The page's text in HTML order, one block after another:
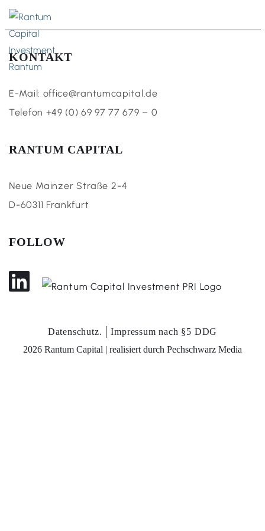
KONTAKT
E-Mail: office@rantumcapital.de
Telefon +49 (0) 69 97 77 679 – 0
RANTUM CAPITAL
Neue Mainzer Straße 2-4
D-60311 Frankfurt
FOLLOW
2026 Rantum Capital | realisiert durch Pechschwarz Media
Datenschutz. Impressum nach §5 DDG